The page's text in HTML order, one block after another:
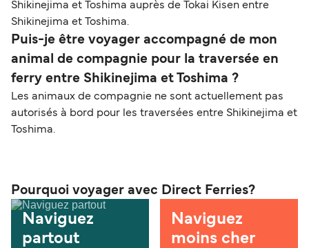
Shikinejima et Toshima auprès de Tokai Kisen entre
Shikinejima et Toshima.
Puis-je être voyager accompagné de mon
animal de compagnie pour la traversée en
ferry entre Shikinejima et Toshima ?
Les animaux de compagnie ne sont actuellement pas
autorisés à bord pour les traversées entre Shikinejima et
Toshima.
Pourquoi voyager avec Direct Ferries?
Naviguez
partout
Naviguez
moins cher